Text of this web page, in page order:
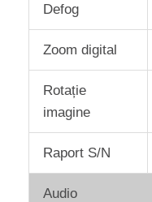
Defog
Zoom digital
Rotație
imagine
Raport S/N
Audio